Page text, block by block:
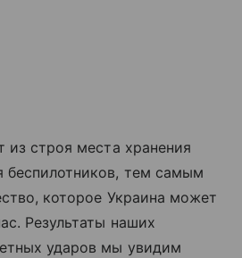
из строя места хранения
тем самым
которое Украина может
Результаты наших
ударов мы увидим